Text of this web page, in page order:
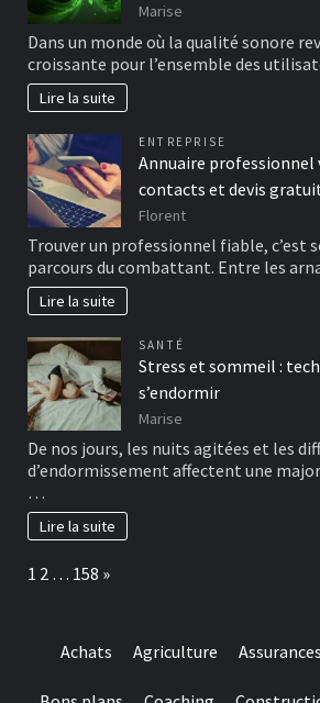
Marise
Dans un monde où la qualité sonore
croissante pour l’ensemble des
Lire la suite
ENTREPRISE
Annuaire professionnel
contacts et devis
Florent
Trouver un professionnel fiable, c’est
parcours du combattant. Entre les
Lire la suite
SANTÉ
Stress et sommeil :
s’endormir
Marise
De nos jours, les nuits agitées et les
d’endormissement affectent une
…
Lire la suite
Page:
1 2 … 158 Next
»
Achats Agriculture Assurances